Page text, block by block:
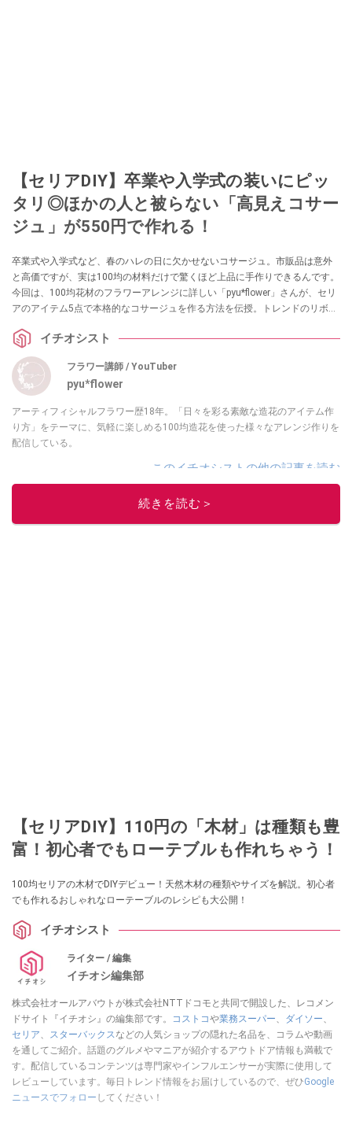
【セリアDIY】卒業や入学式の装いにピッ
タリ◎ほかの人と被らない「高見えコサー
ジュ」が550円で作れる！
卒業式や入学式など、春のハレの日に欠かせないコサージュ。市販品は意外
と高価ですが、実は100均の材料だけで驚くほど上品に手作りできるんです。
今回は、100均花材のフラワーアレンジに詳しい「pyu*flower」さんが、セリ
アのアイテム5点で本格的なコサージュを作る方法を伝授。トレンドのリボン
しくご紹介します。
イチオシスト
フラワー講師 / YouTuber
pyu*flower
アーティフィシャルフラワー歴18年。「日々を彩る素敵な造花のアイテム作
り方」をテーマに、気軽に楽しめる100均造花を使った様々なアレンジ作りを
配信している。
このイチオシストの他の記事を読む
続きを読む＞
【セリアDIY】110円の「木材」は種類も豊
富！初心者でもローテブルも作れちゃう！
100均セリアの木材でDIYデビュー！天然木材の種類やサイズを解説。初心者
でも作れるおしゃれなローテーブルのレシピも大公開！
イチオシスト
ライター / 編集
イチオシ編集部
株式会社オールアバウトが株式会社NTTドコモと共同で開設した、レコメン
ドサイト『イチオシ』の編集部です。
コストコや業務スーパー、 ダイソー、
セリア、 スターバックスなどの人気ショップの隠れた名品を、コラムや動画
を通してご紹介。話題のグルメやマニアが紹介するアウトドア情報も満載で
す。配信しているコンテンツは専門家やインフルエンサーが実際に使用して
レビューしています。毎日トレンド情報をお届けしているので、ぜひGoogle
ニュースでフォロー してください！